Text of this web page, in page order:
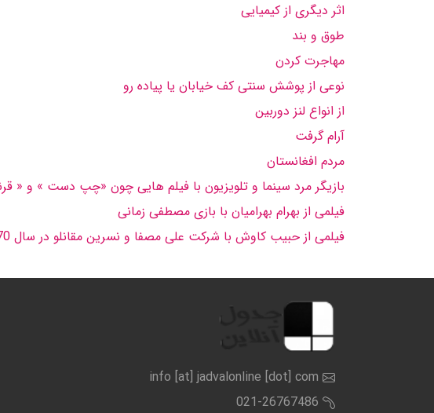
اثر دیگری از كیمیایی
طوق و بند
مهاجرت كردن
نوعی از پوشش سنتی كف خیابان یا پیاده رو
از انواع لنز دوربین
آرام گرفت
مردم افغانستان
بازیگر مرد سینما و تلویزیون با فیلم هایی چون «چپ دست » و «
فیلمی از بهرام بهرامیان با بازی مصطفی زمانی
فیلمی از حبیب كاوش با شركت علی مصفا و نسرین مقانلو در سال 70
info [at] jadvalonline [dot] com
021-26767486